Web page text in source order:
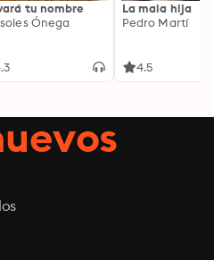
tu nombre
Ónega
La mala hija
Pedro Martí
4.5